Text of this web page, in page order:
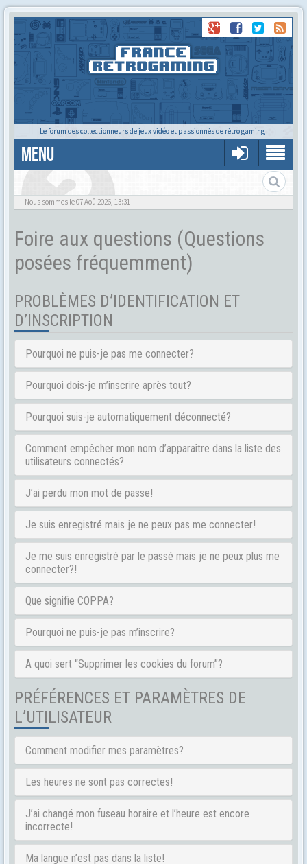
Le forum des collectionneurs de jeux vidéo et passionnés de rétro gaming !
MENU
Foire aux questions
Nous sommes le 07 Aoû 2026, 13:31
Foire aux questions (Questions
posées fréquemment)
PROBLÈMES D’IDENTIFICATION ET
D’INSCRIPTION
Pourquoi ne puis-je pas me connecter?
Pourquoi dois-je m’inscrire après tout?
Pourquoi suis-je automatiquement déconnecté?
Comment empêcher mon nom d’apparaître dans la liste des
utilisateurs connectés?
J’ai perdu mon mot de passe!
Je suis enregistré mais je ne peux pas me connecter!
Je me suis enregistré par le passé mais je ne peux plus me
connecter?!
Que signifie COPPA?
Pourquoi ne puis-je pas m’inscrire?
A quoi sert “Supprimer les cookies du forum”?
PRÉFÉRENCES ET PARAMÈTRES DE
L’UTILISATEUR
Comment modifier mes paramètres?
Les heures ne sont pas correctes!
J’ai changé mon fuseau horaire et l’heure est encore
incorrecte!
Ma langue n’est pas dans la liste!